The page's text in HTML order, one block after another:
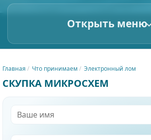
Открыть меню
Главная Что принимаем Электронный лом
СКУПКА МИКРОСХЕМ